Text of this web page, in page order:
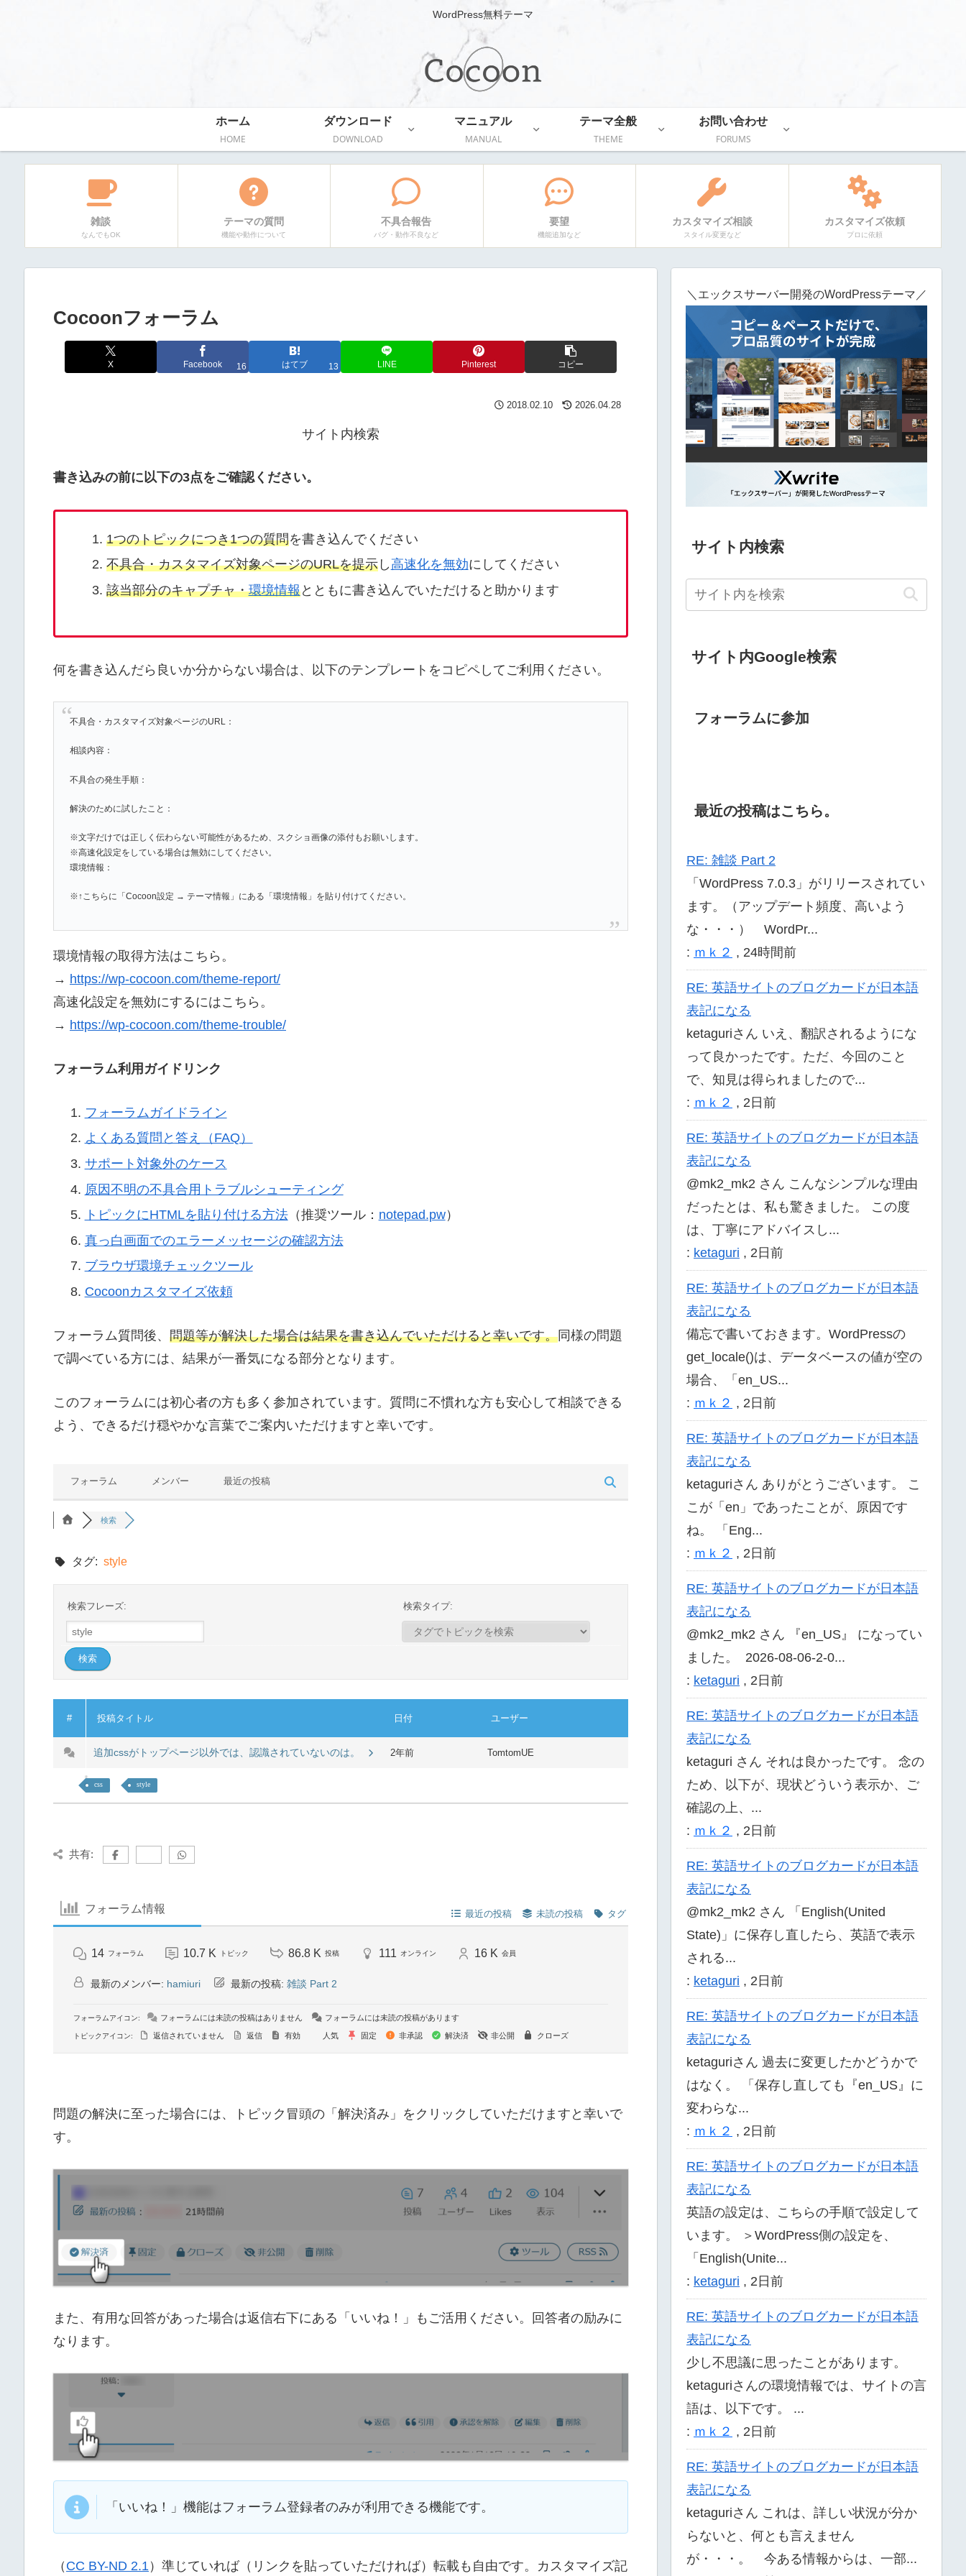
WordPress無料テーマ
ホーム
HOME
ダウンロード
DOWNLOAD
マニュアル
MANUAL
テーマ全般
THEME
お問い合わせ
FORUMS
雑談
なんでもOK
テーマの質問
機能や動作について
不具合報告
バグ・動作不良など
要望
機能追加など
カスタマイズ相談
スタイル変更など
カスタマイズ依頼
プロに依頼
Cocoonフォーラム
X Facebook 16 はてブ 13 LINE Pinterest コピー
2018.02.10 2026.04.28
サイト内検索
書き込みの前に以下の3点をご確認ください。
1つのトピックにつき1つの質問を書き込んでください
不具合・カスタマイズ対象ページのURLを提示し 高速化を無効にしてください
該当部分のキャプチャ・環境情報とともに書き込んでいただけると助かります
何を書き込んだら良いか分からない場合は、以下のテンプレートをコピペしてご利用ください。
不具合・カスタマイズ対象ページのURL：
相談内容：
不具合の発生手順：
解決のために試したこと：
※文字だけでは正しく伝わらない可能性があるため、スクショ画像の添付もお願いします。
※高速化設定をしている場合は無効にしてください。
環境情報：
※↑こちらに「Cocoon設定 → テーマ情報」にある「環境情報」を貼り付けてください。
環境情報の取得方法はこちら。
→ https://wp-cocoon.com/theme-report/
高速化設定を無効にするにはこちら。
→ https://wp-cocoon.com/theme-trouble/
フォーラム利用ガイドリンク
フォーラムガイドライン
よくある質問と答え（FAQ）
サポート対象外のケース
原因不明の不具合用トラブルシューティング
トピックにHTMLを貼り付ける方法（推奨ツール： notepad.pw）
真っ白画面でのエラーメッセージの確認方法
ブラウザ環境チェックツール
Cocoonカスタマイズ依頼
フォーラム質問後、 問題等が解決した場合は結果を書き込んでいただけると幸いです。同様の問題
で調べている方には、結果が一番気になる部分となります。
このフォーラムには初心者の方も多く参加されています。質問に不慣れな方も安心して相談できる
よう、できるだけ穏やかな言葉でご案内いただけますと幸いです。
フォーラム メンバー 最近の投稿
検索
タグ: style
検索フレーズ: 検索タイプ:
# 投稿タイトル 日付 ユーザー
追加cssがトップページ以外では、認識されていないのは。 2年前 TomtomUE
css style
共有:
フォーラム情報 最近の投稿 未読の投稿 タグ
14 フォーラム 10.7 K トピック 86.8 K 投稿 111 オンライン 16 K 会員
最新のメンバー: hamiuri 最新の投稿: 雑談 Part 2
フォーラムアイコン: フォーラムには未読の投稿はありません フォーラムには未読の投稿があります
トピックアイコン: 返信されていません 返信 有効 人気 固定 非承認 解決済 非公開 クローズ
問題の解決に至った場合には、トピック冒頭の「解決済み」をクリックしていただけますと幸いで
す。
また、有用な回答があった場合は返信右下にある「いいね！」もご活用ください。回答者の励みに
なります。
「いいね！」機能はフォーラム登録者のみが利用できる機能です。
（ CC BY-ND 2.1）準じていれば（リンクを貼っていただければ）転載も自由です。カスタマイズ記
＼エックスサーバー開発のWordPressテーマ／
サイト内検索
サイト内Google検索
フォーラムに参加
最近の投稿はこちら。
RE: 雑談 Part 2
「WordPress 7.0.3」がリリースされてい
ます。（アップデート頻度、高いよう
な・・・） WordPr...
: ｍｋ２ , 24時間前
RE: 英語サイトのブログカードが日本語
表記になる
ketaguriさん いえ、翻訳されるようにな
って良かったです。ただ、今回のこと
で、知見は得られましたので...
: ｍｋ２ , 2日前
RE: 英語サイトのブログカードが日本語
表記になる
@mk2_mk2 さん こんなシンプルな理由
だったとは、私も驚きました。 この度
は、丁寧にアドバイスし...
: ketaguri , 2日前
RE: 英語サイトのブログカードが日本語
表記になる
備忘で書いておきます。WordPressの
get_locale()は、データベースの値が空の
場合、「en_US...
: ｍｋ２ , 2日前
RE: 英語サイトのブログカードが日本語
表記になる
ketaguriさん ありがとうございます。 こ
こが「en」であったことが、原因です
ね。 「Eng...
: ｍｋ２ , 2日前
RE: 英語サイトのブログカードが日本語
表記になる
@mk2_mk2 さん 『en_US』 になってい
ました。 2026-08-06-2-0...
: ketaguri , 2日前
RE: 英語サイトのブログカードが日本語
表記になる
ketaguri さん それは良かったです。 念の
ため、以下が、現状どういう表示か、ご
確認の上、...
: ｍｋ２ , 2日前
RE: 英語サイトのブログカードが日本語
表記になる
@mk2_mk2 さん 「English(United
State)」に保存し直したら、英語で表示
される...
: ketaguri , 2日前
RE: 英語サイトのブログカードが日本語
表記になる
ketaguriさん 過去に変更したかどうかで
はなく。 「保存し直しても『en_US』に
変わらな...
: ｍｋ２ , 2日前
RE: 英語サイトのブログカードが日本語
表記になる
英語の設定は、こちらの手順で設定して
います。 ＞WordPress側の設定を、
「English(Unite...
: ketaguri , 2日前
RE: 英語サイトのブログカードが日本語
表記になる
少し不思議に思ったことがあります。
ketaguriさんの環境情報では、サイトの言
語は、以下です。 ...
: ｍｋ２ , 2日前
RE: 英語サイトのブログカードが日本語
表記になる
ketaguriさん これは、詳しい状況が分か
らないと、何とも言えません
が・・・。 今ある情報からは、一部...